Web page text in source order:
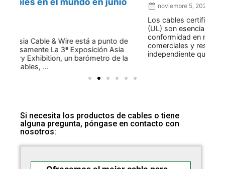
noviembre 5, 2024
Los cables certificados por Underwriters Laboratories
(UL) son esenciales para garantizar la seguridad y la
conformidad en numerosas aplicaciones industriales,
comerciales y residenciales. UL es una organización
independiente que evalúa ...
alguna pregunta, póngase en contacto con
nosotros:
Ofrecemos el mejor cable para